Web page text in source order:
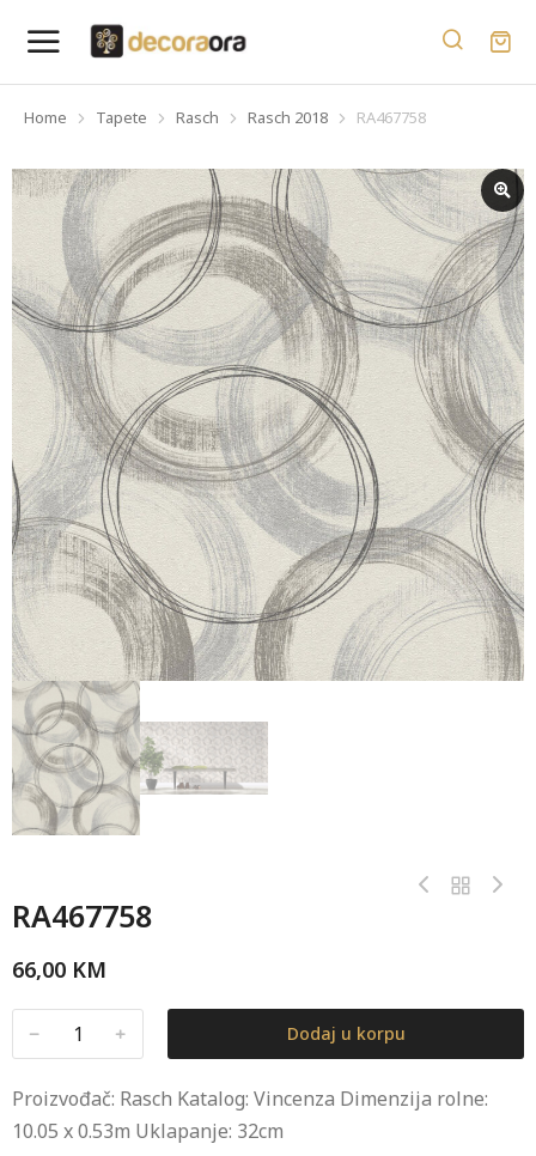
You are here:
Home Tapete Rasch Rasch 2018 RA467758
RA467758
66,00 KM
﹣ ﹢ Dodaj u korpu
Proizvođač: Rasch Katalog: Vincenza Dimenzija rolne:
10.05 x 0.53m Uklapanje: 32cm